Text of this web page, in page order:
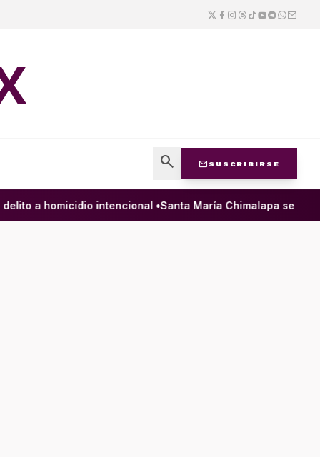
search mail SUSCRIBIRSE
a homicidio intencional •Santa María Chimalapa se